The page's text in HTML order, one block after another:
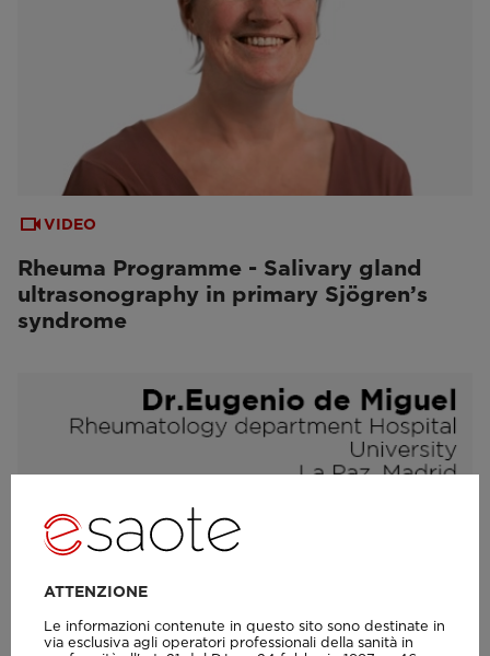
VIDEO
Rheuma Programme - Salivary gland
ultrasonography in primary Sjögren’s
syndrome
ATTENZIONE
Le informazioni contenute in questo sito sono destinate in
via esclusiva agli operatori professionali della sanità in